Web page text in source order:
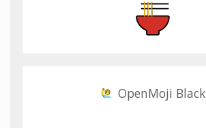
OpenMoji Black